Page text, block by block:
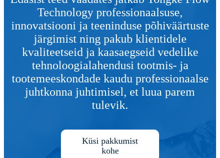
Technology professionaalsuse,
innovatsiooni ja teeninduse põhiväärtuste
järgimist ning pakub klientidele
kvaliteetseid ja kaasaegseid vedelike
tehnoloogialahendusi tootmis- ja
tootemeeskondade kaudu professionaalse
juhtkonna juhtimisel, et luua parem
tulevik.
Küsi pakkumist
kohe